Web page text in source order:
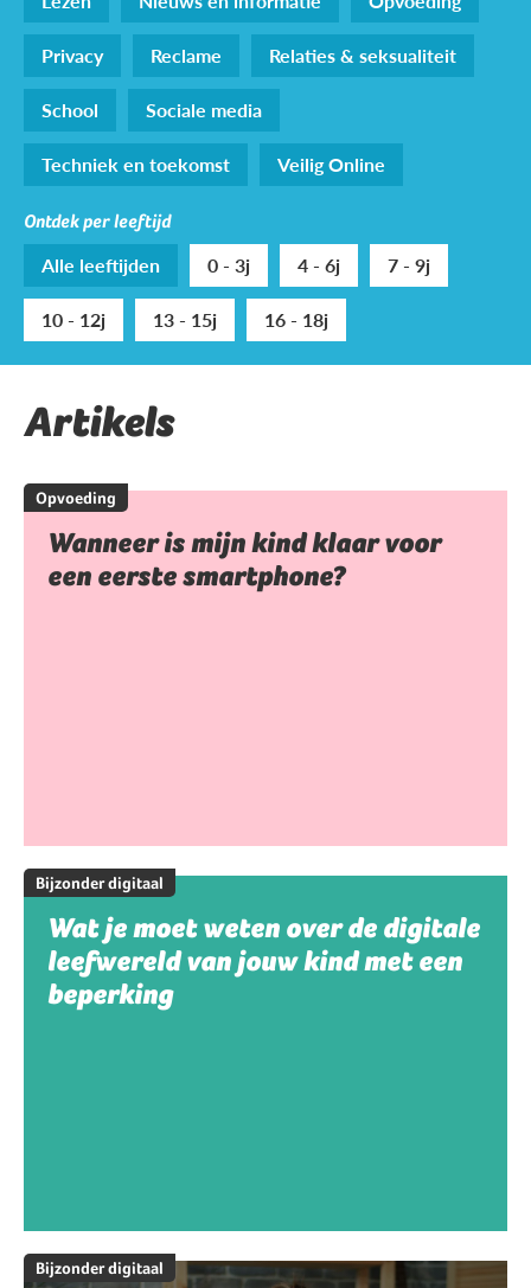
Privacy
Reclame
Relaties & seksualiteit
School
Sociale media
Techniek en toekomst
Veilig Online
Ontdek per leeftijd
Alle leeftijden 0 - 3j 4 - 6j
7 - 9j
10 - 12j
13 - 15j 16 - 18j
Artikels
Opvoeding
Wanneer is mijn kind klaar voor
een eerste smartphone?
Bijzonder digitaal
Wat je moet weten over de digitale
leefwereld van jouw kind met een
beperking
Bijzonder digitaal